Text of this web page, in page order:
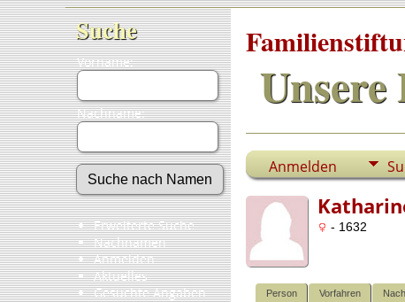
Suche
Vorname:
Nachname:
Erweiterte Suche
Nachnamen
Anmelden
Aktuelles
Gesuchte Angaben
Unsere
Anmelden
- 1632
Person Vorfahren